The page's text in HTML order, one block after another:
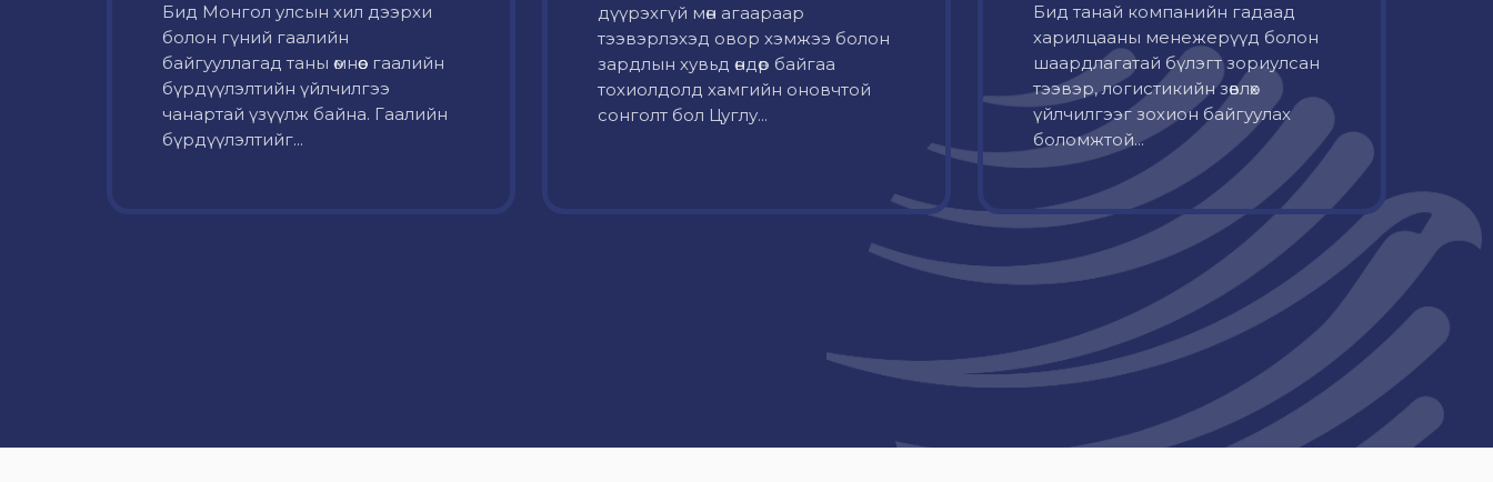
Бид Монгол улсын хил дээрхи
болон гүний гаалийн
байгууллагад таны өмнөөс гаалийн
бүрдүүлэлтийн үйлчилгээ
чанартай үзүүлж байна. Гаалийн
бүрдүүлэлтийг...
дүүрэхгүй мөн агаараар
тээвэрлэхэд овор хэмжээ болон
зардлын хувьд өндөр байгаа
тохиолдолд хамгийн оновчтой
сонголт бол Цуглу...
Бид танай компанийн гадаад
харилцааны менежерүүд болон
шаардлагатай бүлэгт зориулсан
тээвэр, логистикийн зөвлөх
үйлчилгээг зохион байгуулах
боломжтой...